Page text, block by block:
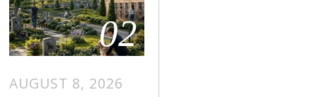
02
AUGUST 8, 2026